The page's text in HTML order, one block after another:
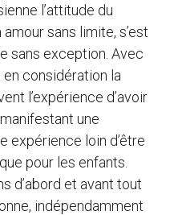
l’attitude du
sans limite, s’est
sans exception. Avec
en considération la
l’expérience d’avoir
une
expérience loin d’être
pour les enfants.
d’abord et avant tout
indépendamment